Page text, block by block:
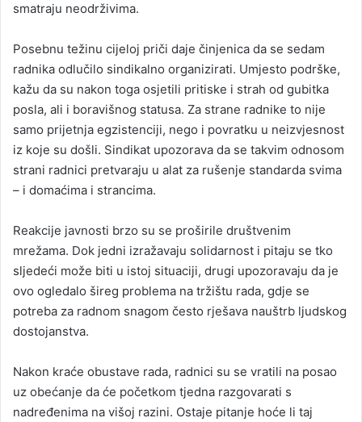
smatraju neodrživima.
Posebnu težinu cijeloj priči daje činjenica da se sedam
radnika odlučilo sindikalno organizirati. Umjesto podrške,
kažu da su nakon toga osjetili pritiske i strah od gubitka
posla, ali i boravišnog statusa. Za strane radnike to nije
samo prijetnja egzistenciji, nego i povratku u neizvjesnost
iz koje su došli. Sindikat upozorava da se takvim odnosom
strani radnici pretvaraju u alat za rušenje standarda svima
– i domaćima i strancima.
Reakcije javnosti brzo su se proširile društvenim
mrežama. Dok jedni izražavaju solidarnost i pitaju se tko
sljedeći može biti u istoj situaciji, drugi upozoravaju da je
ovo ogledalo šireg problema na tržištu rada, gdje se
potreba za radnom snagom često rješava nauštrb ljudskog
dostojanstva.
Nakon kraće obustave rada, radnici su se vratili na posao
uz obećanje da će početkom tjedna razgovarati s
nadređenima na višoj razini. Ostaje pitanje hoće li taj